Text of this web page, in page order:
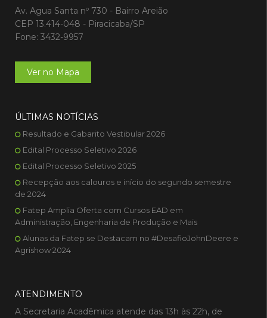
Av. Agua Santa nº 730 - Bairro Areião
CEP 13.414-048 - Piracicaba/SP
Fone: 3432-9957
Ver no Mapa
ÚLTIMAS NOTÍCIAS
Resultado e Gabarito Vestibular 2026
Edital Processo Seletivo 2026
Edital Processo Seletivo 2025
Recepção aos calouros e início do segundo semestre
de 2024
Fatep Amplia Oferta com Cursos EAD em
Administração, Engenharia de Produção e Mais
Alunas da Fatep se Destacam no #DesafioJohnDeere e
Agrishow 2024
ATENDIMENTO
A Secretaria Acadêmica atende das 13h às 22h, de